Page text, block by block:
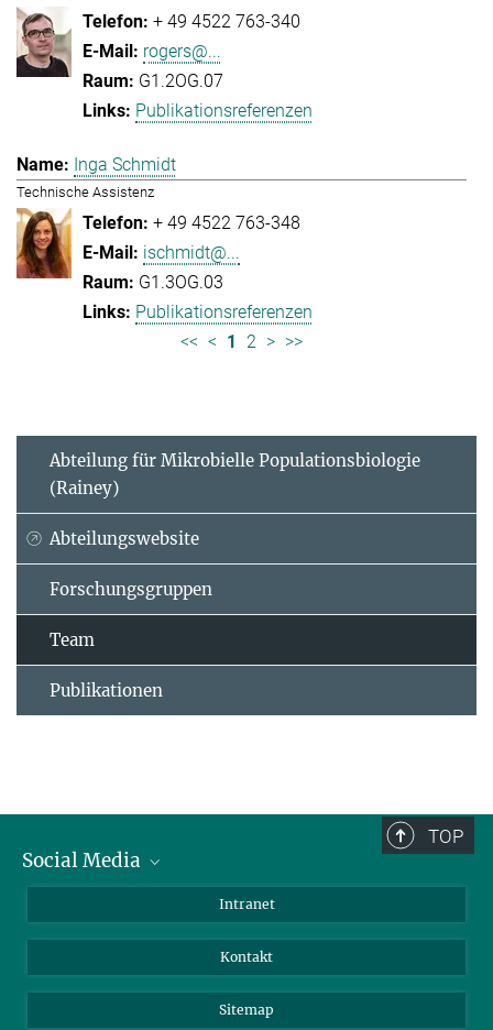
+ 49 4522 763-340
rogers@...
G1.2OG.07
Publikationsreferenzen
Inga Schmidt
Technische Assistenz
+ 49 4522 763-348
ischmidt@...
G1.3OG.03
Publikationsreferenzen
<< < 1 2 > >>
Abteilung für Mikrobielle Populationsbiologie
(Rainey)
Abteilungswebsite
Forschungsgruppen
Team
Publikationen
TOP
Social Media
LinkedIn
Intranet
Kontakt
Sitemap